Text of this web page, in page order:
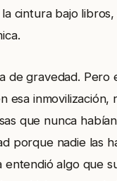
cintura bajo
de gravedad. Pero
esa inmovilización,
que nunca
porque nadie las
entendió algo que